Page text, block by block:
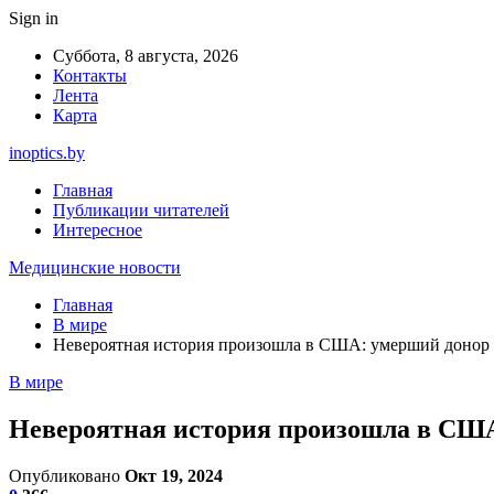
Sign in
Суббота, 8 августа, 2026
Контакты
Лента
Карта
inoptics.by
Главная
Публикации читателей
Интересное
Медицинские новости
Главная
В мире
Невероятная история произошла в США: умерший донор
В мире
Невероятная история произошла в
Опубликовано Окт 19, 2024